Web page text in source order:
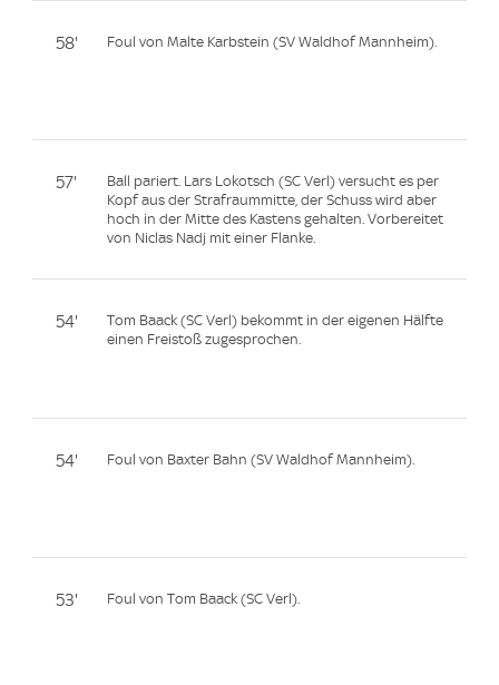
58' Foul von Malte Karbstein (SV Waldhof Mannheim).
57'
Ball pariert. Lars Lokotsch (SC Verl) versucht es per
Kopf aus der Strafraummitte, der Schuss wird aber
hoch in der Mitte des Kastens gehalten. Vorbereitet
von Niclas Nadj mit einer Flanke.
54'
Tom Baack (SC Verl) bekommt in der eigenen Hälfte
einen Freistoß zugesprochen.
54' Foul von Baxter Bahn (SV Waldhof Mannheim).
53' Foul von Tom Baack (SC Verl).